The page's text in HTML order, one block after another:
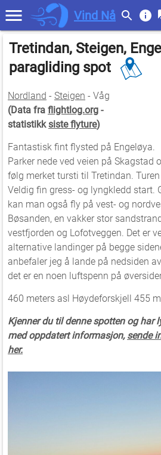
Vind Nå
Tretindan, Steigen,
paragliding spot
Nordland - Steigen - Våg
(Data fra flightlog.org -
statistikk siste flyture)
Fantastisk fint flysted på Engeløya.
Parker nede ved veien på Skagstad
følg merket tursti til Tretindan.
Veldig fin gress- og lyngkledd start.
kan man også fly på vest- og
Bøsanden, en vakker stor
vestfjorden og Lofotveggen. Det er
alternative landinger på begge
anbefaler jeg å lande på nedsiden
det er en noen luftspenn på
460 meters asl Høydeforskjell 455
Kjenner du til denne spotten og har
med oppdatert informasjon, sende
her.